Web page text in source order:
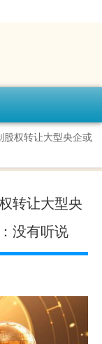
权转让大型央企或
转让大型央
没有听说